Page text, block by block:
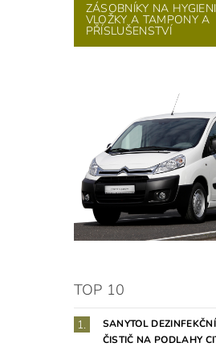
ZÁSOBNÍKY NA
VLOŽKY A TAMPONY A
PŘÍSLUŠENSTVÍ
TOP 10
SANYTOL
ČISTIČ NA PODLAHY